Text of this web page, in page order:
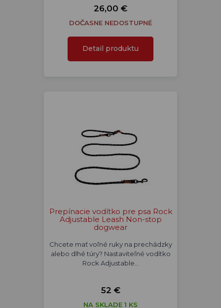
26,00 €
DOČASNE NEDOSTUPNÉ
Detail produktu
Prepínacie vodítko pre psa Rock
Adjustable Leash Non-stop
dogwear
Chcete mať voľné ruky na prechádzky
alebo dlhé túry? Nastaviteľné vodítko
Rock Adjustable…
52 €
NA SKLADE 1 KS